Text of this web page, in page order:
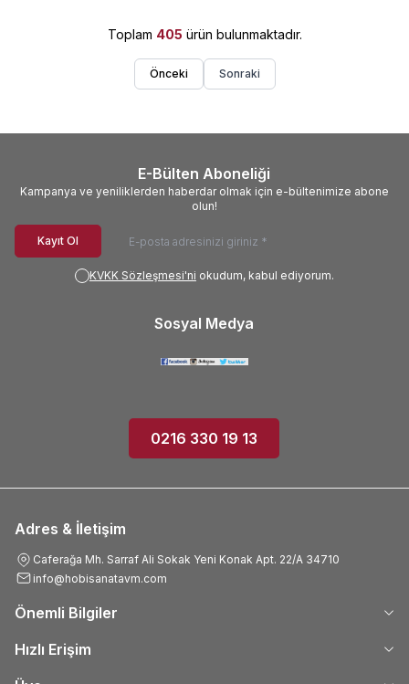
Toplam 405 ürün bulunmaktadır.
Önceki Sonraki
E-Bülten Aboneliği
Kampanya ve yeniliklerden haberdar olmak için e-bültenimize abone
olun!
Kayıt Ol
KVKK Sözleşmesi'ni okudum, kabul ediyorum.
Sosyal Medya
0216 330 19 13
Adres & İletişim
Caferağa Mh. Sarraf Ali Sokak Yeni Konak Apt. 22/A 34710
info@hobisanatavm.com
Önemli Bilgiler
Hızlı Erişim